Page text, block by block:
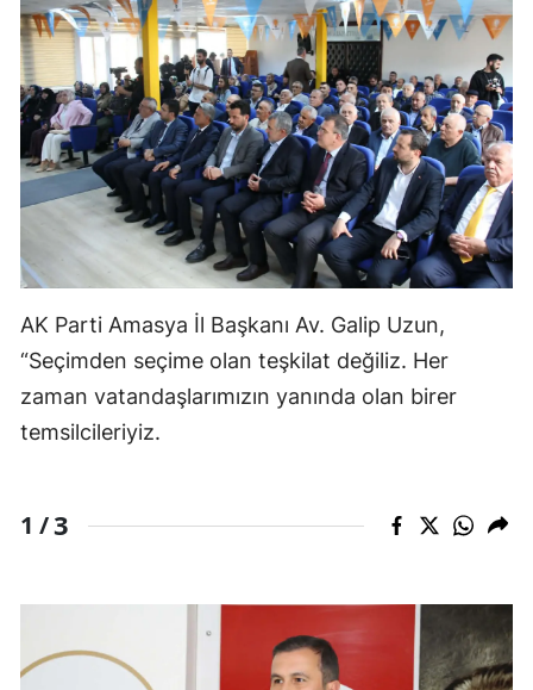
AK Parti Amasya İl Başkanı Av. Galip Uzun,
“Seçimden seçime olan teşkilat değiliz. Her
zaman vatandaşlarımızın yanında olan birer
temsilcileriyiz.
1 /3